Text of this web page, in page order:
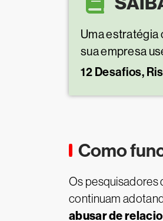
Uma estratégia
sua empresa
12 Desafios,
Como
Os pesquisadores
continuam
abusar de